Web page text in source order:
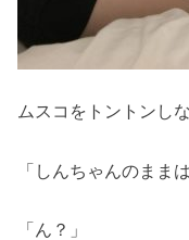
ムスコをトントンし
「しんちゃんのまま
「ん？」